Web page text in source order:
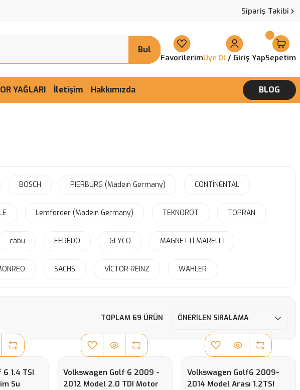
Sipariş Takibi
Bul
FavorilerimÜye Ol / Giriş YapSepetim
YAĞLARI İletişim Hakkımızda BLOG
BOSCH PIERBURG (Madeın Germany) CONTİNENTAL
Lemforder (Madeın Germany) TEKNOROT TOPRAN
cabu FEREDO GLYCO MAGNETTİ MARELLİ
SACHS VİCTOR REINZ WAHLER
TOPLAM 69 ÜRÜN
1.4 TSI
Su
Volkswagen Golf 6 2009 -
2012 Model 2.0 TDI Motor
Volkswagen Golf6 2009-
2014 Model Arası 1.2TSI